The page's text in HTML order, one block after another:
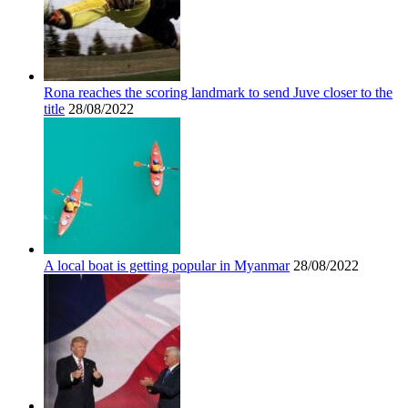
Rona reaches the scoring landmark to send Juve closer to the
title 28/08/2022
A local boat is getting popular in Myanmar 28/08/2022